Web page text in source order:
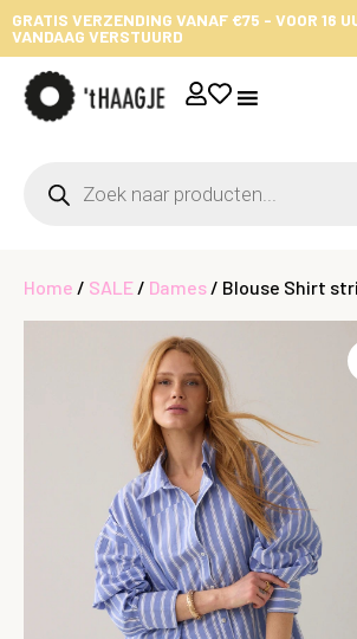
GRATIS VERZENDING VANAF €75 - VOOR 16
VANDAAG VERSTUURD
Home / SALE / Dames / Blouse Shirt